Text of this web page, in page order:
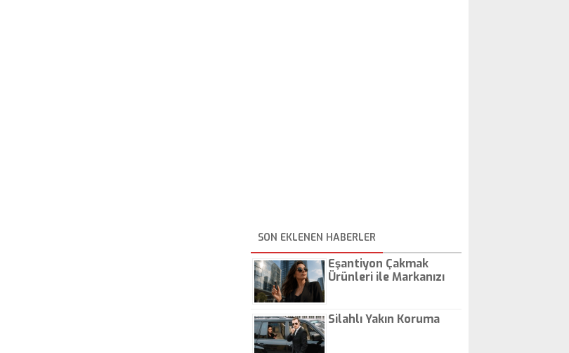
SON EKLENEN HABERLER
Eşantiyon Çakmak
Ürünleri ile Markanızı
Silahlı Yakın Koruma